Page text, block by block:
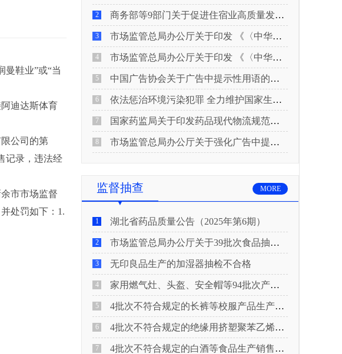
曼鞋业”或“当
迪达斯体育
公司的第
记录，违法经
市市场监督
处罚如下：1.
2 商务部等9部门关于促进住宿业高质量发展的指导意见
3 市场监管总局办公厅关于印发 《〈中华人民共和国广告法〉适用问题 执法指南（二）》的通知
4 市场监管总局办公厅关于印发 《〈中华人民共和国广告法〉适用问题 执法指南（一）》的通知
5 中国广告协会关于广告中提示性用语的合规风险提示
6 依法惩治环境污染犯罪 全力维护国家生态安全 “两高”公布《关于修改〈最高人民法院、最高人民检察院关于办理环境污染刑事案件适用法律若干问题的解释〉的决定》
7 国家药监局关于印发药品现代物流规范化建设指导意见的通知
8 市场监管总局办公厅关于强化广告中提示性用语监管工作的通知
监督抽查 MORE
1 湖北省药品质量公告（2025年第6期）
2 市场监管总局办公厅关于39批次食品抽检不合格情况的通报
3 无印良品生产的加湿器抽检不合格
4 家用燃气灶、头盔、安全帽等94批次产品抽查不合格！
5 4批次不符合规定的长裤等校服产品生产销售企业被济南市市场监管局通报！
6 4批次不符合规定的绝缘用挤塑聚苯乙烯泡沫板（XPS）等产品生产销售企业被广元市市场监督管理局通报！
7 4批次不符合规定的白酒等食品生产销售企业被重庆市市场监督管理局通告！